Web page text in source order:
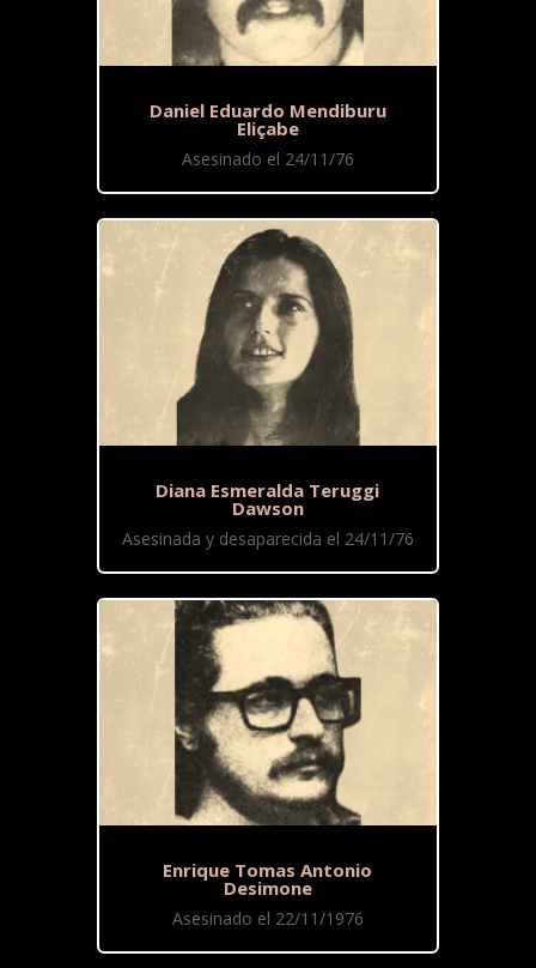
Daniel Eduardo Mendiburu
Eliçabe
Asesinado el 24/11/76
Diana Esmeralda Teruggi
Dawson
Asesinada y desaparecida el 24/11/76
Enrique Tomas Antonio
Desimone
Asesinado el 22/11/1976